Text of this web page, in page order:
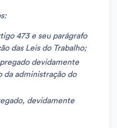
473 e seu parágrafo
das Leis do Trabalho;
devidamente
da administração do
devidamente